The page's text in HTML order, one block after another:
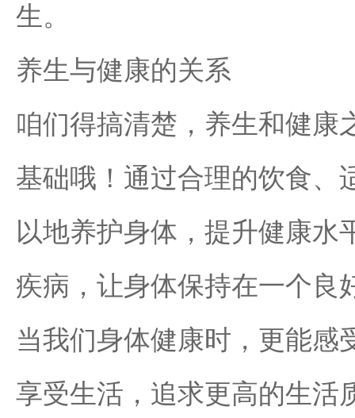
生。
养生与健康的关系
咱们得搞清楚，养生和健康
基础哦！通过合理的饮食、
以地养护身体，提升健康
疾病，让身体保持在一个良
当我们身体健康时，更能感
享受生活，追求更高的生活